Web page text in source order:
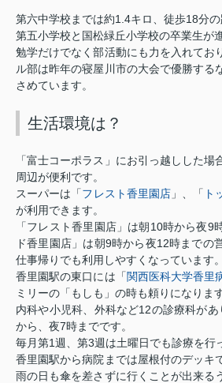
第六中学校までは約1.4キロ、徒歩18分の
第五小学校と国松緑丘小学校の卒業生が
勉学だけでなく部活動にも力を入れてお
ル部は昨年の寝屋川市の大会で優勝する
さめています。
生活環境は？
「富士コーポラス」 にお引っ越しした場
周辺が便利です。
スーパーは「 フレスト香里園店 」、「 ト
が利用できます。
「フレスト香里園店」は朝 10時から夜9
ド香里園店」は朝9時から夜12時までの
仕事帰りでも利用しやすくなっています。
香里園駅の東口には「 関西医科大学香里
ミリーの「もしも」の時も頼りになります
内科や小児科、外科など12の診療科があ
から、夜7時までです。
毎月第1 週、第3週は土曜日でも診療を行
香里園駅から病院までは屋根付のデッキ
雨の日も傘を差さずに行くことが出来る